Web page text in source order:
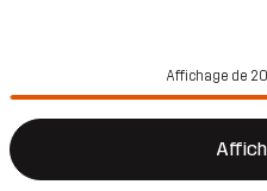
Affichage de